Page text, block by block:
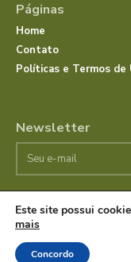
Páginas
Home
Contato
Políticas e Termos de
Newsletter
©
reservados.
Este site possui
mais
Concordo